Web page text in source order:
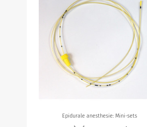
Epidurale anesthesie: Mini-sets